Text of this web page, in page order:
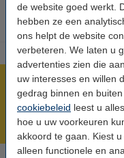
de website goed werkt.
hebben ze een
ons helpt de website
verbeteren. We laten u
advertenties zien die
uw interesses en willen
gedrag binnen en
cookiebeleid leest u
hoe u uw voorkeuren
akkoord te gaan. Kiest
alleen functionele en
Meer dan 5 miljoen
Voor 22.00 uur
Laagsteprijsgarantie!